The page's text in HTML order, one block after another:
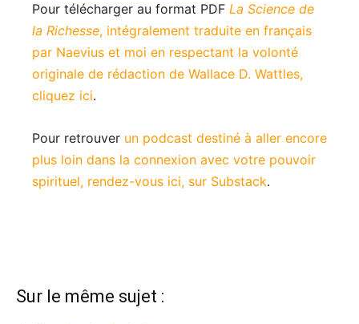
Pour télécharger au format PDF La Science de
la Richesse, intégralement traduite en français
par Naevius et moi en respectant la volonté
originale de rédaction de Wallace D. Wattles,
cliquez ici.
Pour retrouver un podcast destiné à aller encore
plus loin dans la connexion avec votre pouvoir
spirituel, rendez-vous ici, sur Substack.
Sur le même sujet :